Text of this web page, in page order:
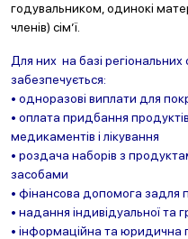
годувальником, одинокі
членів) сім’ї.
Для них на базі регіональних
забезпечується:
• одноразові виплати для
• оплата придбання продуктів
медикаментів і лікування
• роздача наборів з
засобами
• фінансова допомога задля
• надання індивідуальної та
• інформаційна та юридична